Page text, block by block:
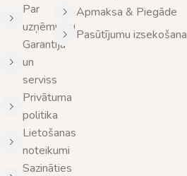
Par
uzņēmumu
Garantija
un
serviss
Privātuma
politika
Lietošanas
noteikumi
Sazināties
Apmaksa & Piegāde
Pasūtījumu izsekošana